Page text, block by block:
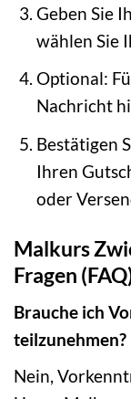
Geben Sie
wählen Sie
Optional:
Nachricht
Bestätigen
Ihren
oder
Malkurs
Fragen
Brauche ich
teilzunehmen?
Nein,